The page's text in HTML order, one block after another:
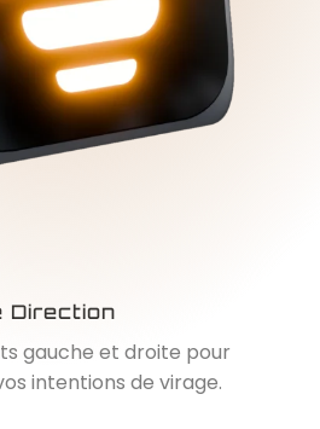
Direction
gauche et droite pour
intentions de virage.